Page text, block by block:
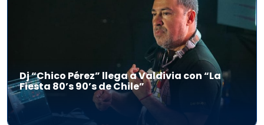
Dj “Chico Pérez” llega a Valdivia con “La
Fiesta 80’s 90’s de Chile”